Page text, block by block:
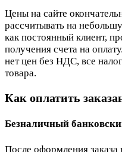
Цены на сайте
рассчитывать на
как постоянный клиент,
получения счета на
нет цен без НДС, все
товара.
Как оплатить
Безналичный
После оформления заказа